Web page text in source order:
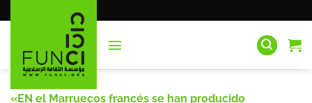
al
«EN el Marruecos francés se han producido